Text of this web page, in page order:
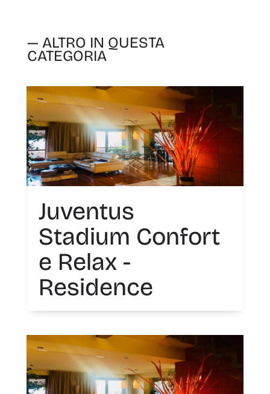
— ALTRO IN QUESTA
CATEGORIA
Juventus
Stadium Confort
e Relax -
Residence